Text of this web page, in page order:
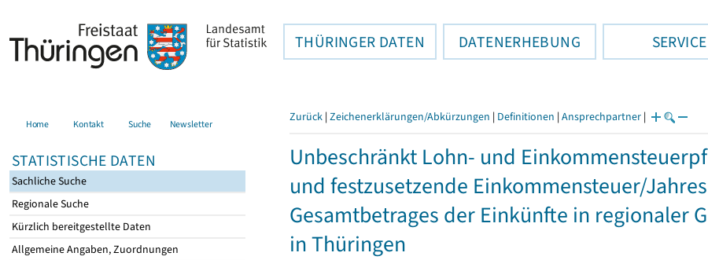
THÜRINGER DATEN DATENERHEBUNG SERVICE
Home Kontakt Suche Newsletter
STATISTISCHE DATEN
Sachliche Suche
Regionale Suche
Kürzlich bereitgestellte Daten
Allgemeine Angaben, Zuordnungen
Zurück | Zeichenerklärungen/Abkürzungen | Definitionen | Ansprechpartner |
Unbeschränkt Lohn- und
und festzusetzende Einkommensteuer/
Gesamtbetrages der Einkünfte in regionaler
in Thüringen